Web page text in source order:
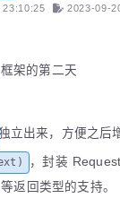
23:10:25
2023-09-
架的第二天
立出来，方便之后
，封装
返回类型的支持。